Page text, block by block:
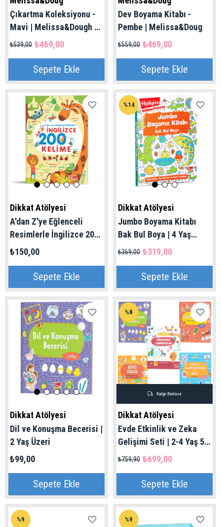
Çıkartma Koleksiyonu -
Mavi | Melissa&Dough 4+
Yaş
₺469,00
₺539,00
Sepete Ekle
Dev Boyama Kitabı -
Pembe | Melissa&Doug
₺469,00
₺559,00
Sepete Ekle
Dikkat Atölyesi
A'dan Z'ye Eğlenceli
Resimlerle İngilizce 200
Kelime | 3 Yaş Üzeri
₺150,00
Sepete Ekle
Dikkat Atölyesi
Jumbo Boyama Kitabı
Bak Bul Boya | 4 Yaş
Üzeri
₺319,00
₺369,00
Sepete Ekle
%14
Dikkat Atölyesi
Dil ve Konuşma Becerisi |
2 Yaş Üzeri
₺99,00
Sepete Ekle
Dikkat Atölyesi
Evde Etkinlik ve Zeka
Gelişimi Seti | 2-4 Yaş 5'li
Set
₺699,00
₺759,90
Sepete Ekle
%8
Kargo Bedava
%9 %9